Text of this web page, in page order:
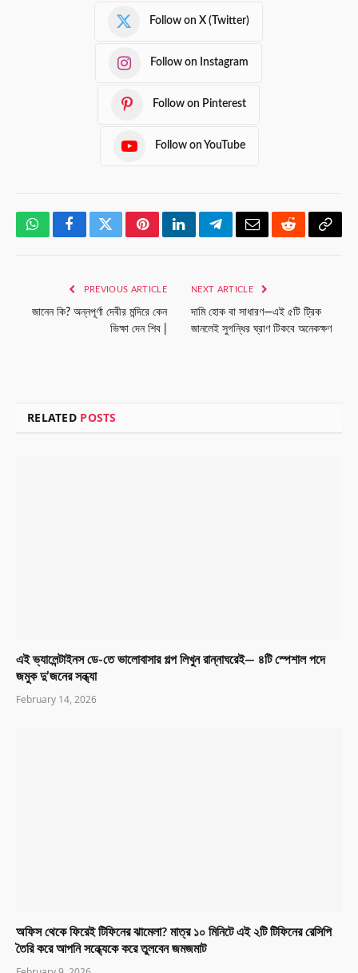
Follow on X (Twitter)
Follow on Instagram
Follow on Pinterest
Follow on YouTube
WhatsAppFacebookTwitterPinterestLinkedInTelegramEmailRedditCopy
PREVIOUS ARTICLE
জানেন কি? অন্নপূর্ণা দেবীর মন্দিরে কেন
ভিক্ষা দেন শিব |
NEXT ARTICLE
দামি হোক বা সাধারণ—এই ৫টি ট্রিক
জানলেই সুগন্ধির ঘ্রাণ টিকবে অনেকক্ষণ
RELATED POSTS
এই ভ্যালেন্টাইনস ডে-তে ভালোবাসার গল্প লিখুন রান্নাঘরেই— ৪টি স্পেশাল পদে
জমুক দু’জনের সন্ধ্যা
February 14, 2026
অফিস থেকে ফিরেই টিফিনের ঝামেলা? মাত্র ১০ মিনিটে এই ২টি টিফিনের রেসিপি
তৈরি করে আপনি সন্ধ্যেকে করে তুলবেন জমজমাট